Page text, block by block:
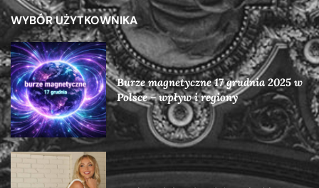
WYBÓR UŻYTKOWNIKA
Burze magnetyczne 17 grudnia 2025 w
Polsce – wpływ i regiony